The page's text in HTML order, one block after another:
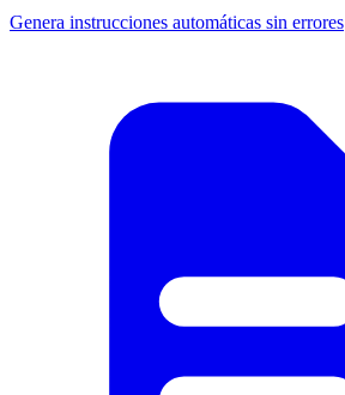
Genera instrucciones automáticas sin errores